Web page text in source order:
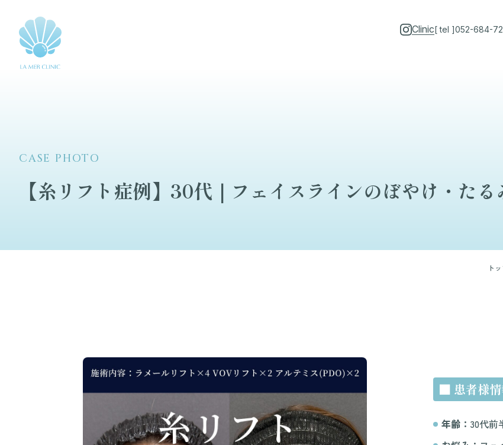
Clinic[ tel ]052-684-
CASE PHOTO
【糸リフト症例】30代｜フェイスラインのぼやけ・たる
ト
■ 患者様
年齢： 30代前